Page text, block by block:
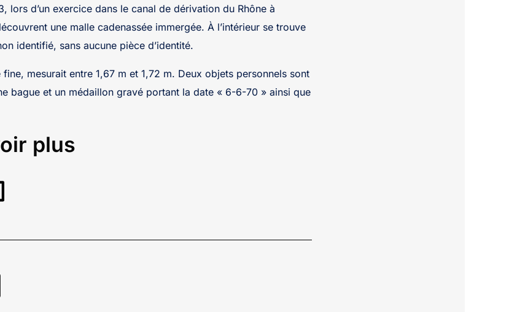
lors d’un exercice dans le canal de dérivation du Rhône à
une malle cadenassée immergée. À l’intérieur se trouve
identifié, sans aucune pièce d’identité.
mesurait entre 1,67 m et 1,72 m. Deux objets personnels sont
bague et un médaillon gravé portant la date « 6-6-70 » ainsi que
plus